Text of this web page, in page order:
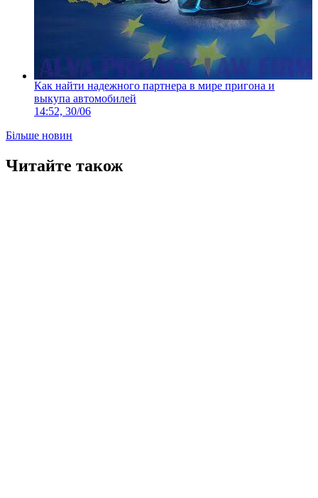
Как найти надежного партнера в мире пригона и
выкупа автомобилей
14:52, 30/06
Більше новин
Читайте також